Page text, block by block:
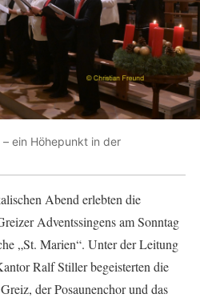
ein Höhepunkt in der
Abend erlebten die
Adventssingens am Sonntag
„St. Marien“. Unter der Leitung
Ralf Stiller begeisterten die
der Posaunenchor und das